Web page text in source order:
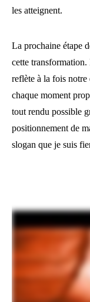
les atteignent.
La prochaine étape
cette
reflète à la fois
chaque moment
tout rendu possible
positionnement de
slogan que je suis